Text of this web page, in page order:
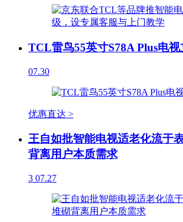
TCL雷鸟55英寸S78A Plus电
07.30
优惠直达 >
王自如批智能电视适老化流于
背离用户本质需求
3 07.27